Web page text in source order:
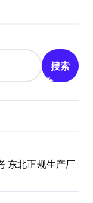
搜索
东北正规生产厂